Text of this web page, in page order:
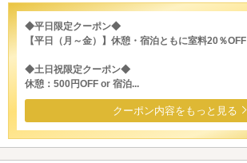
◆平日限定クーポン◆
【平日（月～金）】休憩・宿泊ともに室料20％OFF
◆土日祝限定クーポン◆
休憩：500円OFF or 宿泊...
クーポン内容をもっと見る